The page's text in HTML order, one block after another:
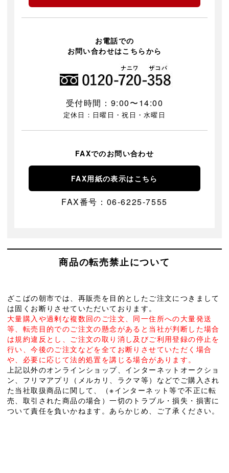
お電話での
お問い合わせはこちらから
受付時間：9:00〜14:00
定休日：日曜日・祝日・水曜日
FAXでのお問い合わせ
FAX用紙の表示はこちら
FAX番号：06-6225-7555
商品の転売禁止について
ざこばの朝市では、再販売を目的としたご注文につきまして
は固くお断りさせていただいております。
大量購入や過剰な複数回のご注文、同一住所への大量発送
等、転売目的でのご注文の懸念があると当社が判断した場合
は規約違反とし、ご注文の取り消し及びご利用登録の停止を
行い、今後のご注文などを全てお断りさせていただく場合
や、必要に応じて法的処置を講じる場合があります。
上記以外のオンラインショップ、インターネットオークショ
ン、フリマアプリ（メルカリ、ラクマ等）などでご購入され
た当社取扱商品に関して、（※インターネット等で不正に転
売、取引された商品の場合）一切のトラブル・損失・損害に
ついて責任を負いかねます。あらかじめ、ご了承ください。